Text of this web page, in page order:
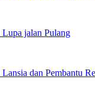
jalan Pulang
dan Pembantu